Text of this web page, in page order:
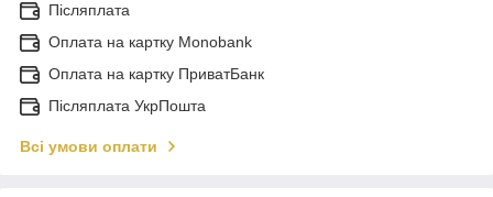
Післяплата
Оплата на картку Monobank
Оплата на картку ПриватБанк
Післяплата УкрПошта
Всі умови оплати